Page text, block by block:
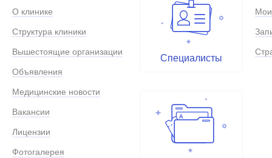
О клинике
Структура клиники
Вышестоящие организации
Объявления
Медицинские новости
Вакансии
Лицензии
Фотогалерея
Специалисты